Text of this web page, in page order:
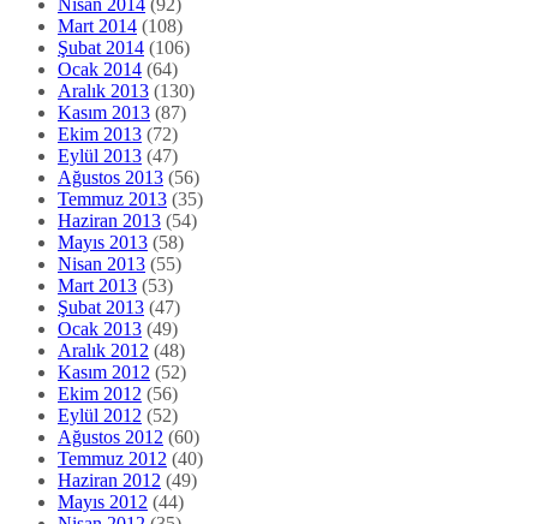
Mart 2014 (108)
Şubat 2014 (106)
Ocak 2014 (64)
Aralık 2013 (130)
Kasım 2013 (87)
Ekim 2013 (72)
Eylül 2013 (47)
Ağustos 2013 (56)
Temmuz 2013 (35)
Haziran 2013 (54)
Mayıs 2013 (58)
Nisan 2013 (55)
Mart 2013 (53)
Şubat 2013 (47)
Ocak 2013 (49)
Aralık 2012 (48)
Kasım 2012 (52)
Ekim 2012 (56)
Eylül 2012 (52)
Ağustos 2012 (60)
Temmuz 2012 (40)
Haziran 2012 (49)
Mayıs 2012 (44)